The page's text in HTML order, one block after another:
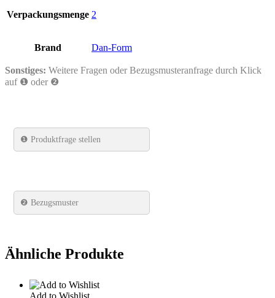
Verpackungsmenge 2
Brand Dan-Form
Sonstiges: Weitere Fragen oder Bezugsmusteranfrage durch Klick
auf ❶ oder ❷
❶ Produktfrage stellen
❷ Bezugsmuster
Ähnliche Produkte
Add to Wishlist